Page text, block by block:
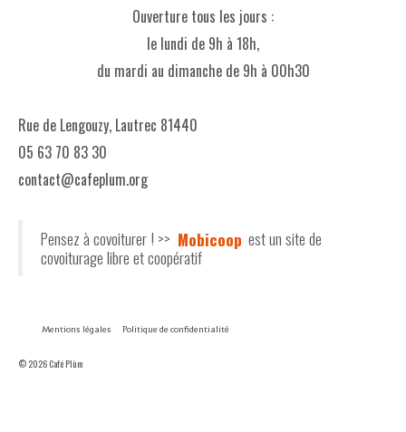
Ouverture tous les jours :
le lundi de 9h à 18h,
du mardi au dimanche de 9h à 00h30
Rue de Lengouzy, Lautrec 81440
05 63 70 83 30
contact@cafeplum.org
Pensez à covoiturer ! >> Mobicoop est un site de
covoiturage libre et coopératif
Mentions légales Politique de confidentialité
© 2026 Café Plùm